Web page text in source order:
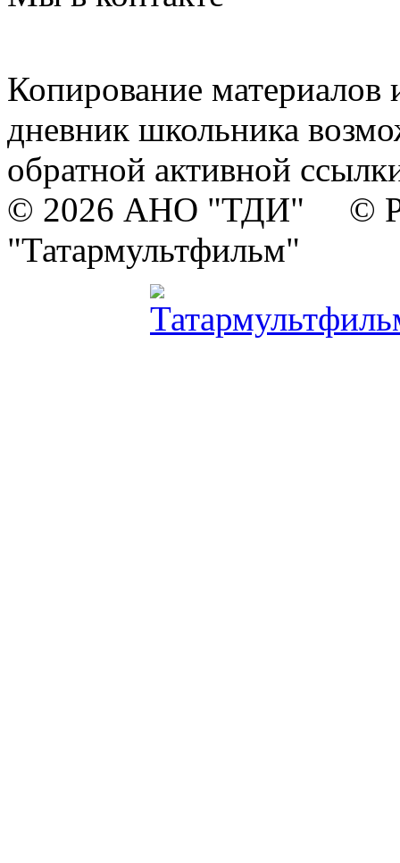
Копирование материалов
дневник школьника
обратной активной
© 2026 АНО "ТДИ" ©
"Татармультфильм"